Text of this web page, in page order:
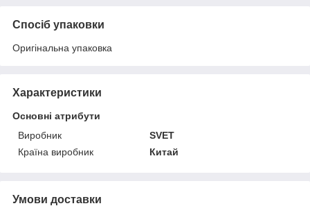
Спосіб упаковки
Оригінальна упаковка
Характеристики
Основні атрибути
Виробник
SVET
Країна виробник
Китай
Умови доставки